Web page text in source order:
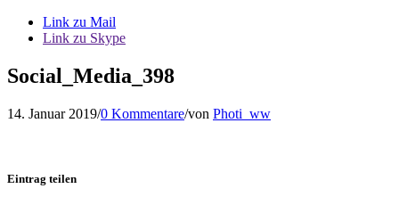
Link zu Mail
Link zu Skype
Social_Media_398
14. Januar 2019/0 Kommentare/von Photi_ww
Eintrag teilen